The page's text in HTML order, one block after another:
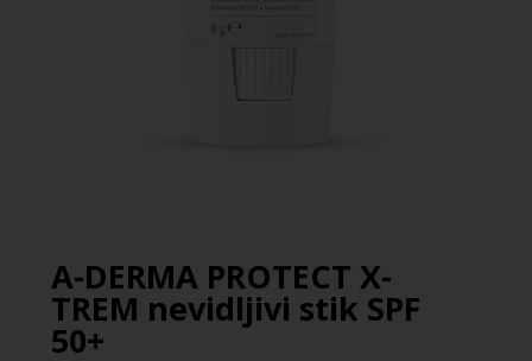
A-DERMA PROTECT X-
TREM nevidljivi stik SPF
50+